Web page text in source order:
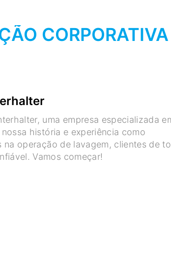
CORPORATIVA
uma empresa especializada
história e experiência como
operação de lavagem, clientes de
Vamos começar!